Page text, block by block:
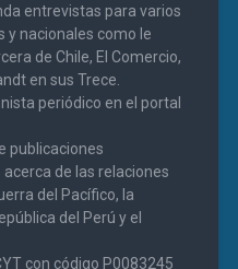
entrevistas para varios
y nacionales como le
de Chile, El Comercio,
en sus Trece.
periódico en el portal
publicaciones
de las relaciones
del Pacífico, la
del Perú y el
con código P0083245